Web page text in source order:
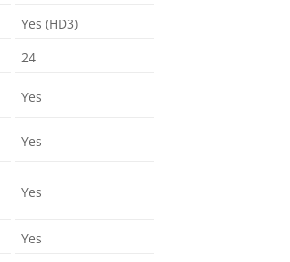
Yes (HD3)
24
Yes
Yes
Yes
Yes